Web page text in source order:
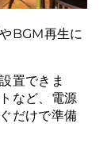
BGM再生に
置できま
など、電源
だけで準備